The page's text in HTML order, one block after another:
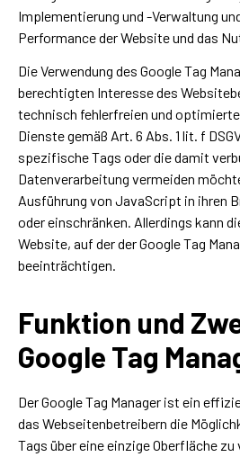
Implementierung und -Verwaltung
Performance der Website und das
Die Verwendung des Google Tag
berechtigten Interesse des
technisch fehlerfreien und
Dienste gemäß Art. 6 Abs. 1 lit. f
spezifische Tags oder die damit
Datenverarbeitung vermeiden
Ausführung von JavaScript in ihren
oder einschränken. Allerdings kann
Website, auf der der Google Tag
beeinträchtigen.
Funktion und
Google Tag
Der Google Tag Manager ist ein
das Webseitenbetreibern die
Tags über eine einzige Oberfläche zu